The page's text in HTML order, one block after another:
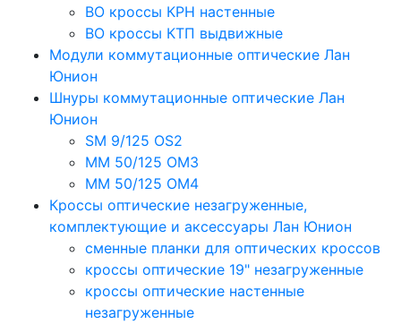
ВО кроссы КРН настенные
ВО кроссы КТП выдвижные
Модули коммутационные оптические Лан
Юнион
Шнуры коммутационные оптические Лан
Юнион
SM 9/125 OS2
MM 50/125 OM3
MM 50/125 OM4
Кроссы оптические незагруженные,
комплектующие и аксессуары Лан Юнион
сменные планки для оптических кроссов
кроссы оптические 19" незагруженные
кроссы оптические настенные
незагруженные